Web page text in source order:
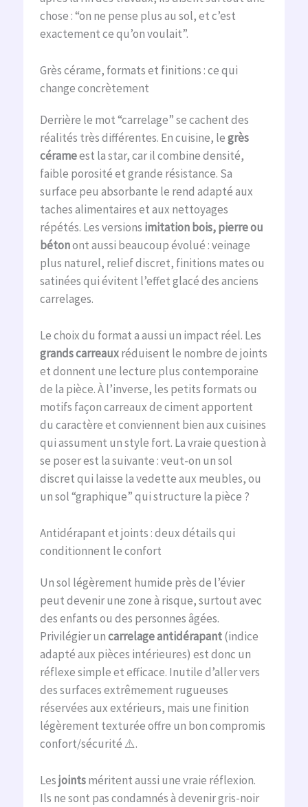
chose : “on ne pense plus au sol, et c’est
exactement ce qu’on voulait”.
Grès cérame, formats et finitions : ce qui
change concrètement
Derrière le mot “carrelage” se cachent des
réalités très différentes. En cuisine, legrès
cérameest la star, car il combine densité,
faible porosité et grande résistance. Sa
surface peu absorbante le rend adapté aux
taches alimentaires et aux nettoyages
répétés. Les versions imitation bois, pierre ou
bétonont aussi beaucoup évolué : veinage
plus naturel, relief discret, finitions mates ou
satinées qui évitent l’effet glacé des anciens
carrelages.
Le choix du format a aussi un impact réel. Les
grands carreauxréduisent le nombre de joints
et donnent une lecture plus contemporaine
de la pièce. À l’inverse, les petits formats ou
motifs façon carreaux de ciment apportent
du caractère et conviennent bien aux cuisines
qui assument un style fort. La vraie question à
se poser est la suivante : veut-on un sol
discret qui laisse la vedette aux meubles, ou
un sol “graphique” qui structure la pièce ?
Antidérapant et joints : deux détails qui
conditionnent le confort
Un sol légèrement humide près de l’évier
peut devenir une zone à risque, surtout avec
des enfants ou des personnes âgées.
Privilégier uncarrelage antidérapant(indice
adapté aux pièces intérieures) est donc un
réflexe simple et efficace. Inutile d’aller vers
des surfaces extrêmement rugueuses
réservées aux extérieurs, mais une finition
légèrement texturée offre un bon compromis
confort/sécurité ⚠️.
Lesjointsméritent aussi une vraie réflexion.
Ils ne sont pas condamnés à devenir gris-noir